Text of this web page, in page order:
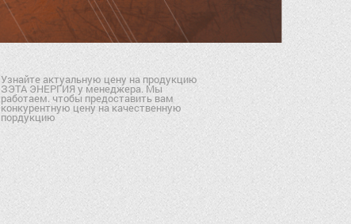
Узнайте актуальную цену на продукцию
ЗЭТА ЭНЕРГИЯ у менеджера. Мы
работаем. чтобы предоставить вам
конкурентную цену на качественную
пордукцию